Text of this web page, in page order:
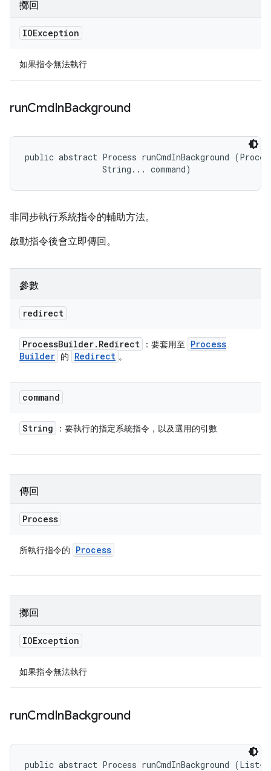
擲回
IOException
如果指令無法執行
runCmdInBackground
public abstract Process runCmdInBackground
                String... command)
非同步執行系統指令的輔助方法。
啟動指令後會立即傳回。
參數
redirect
ProcessBuilder. Redirect ：要套用至
Process
Builder 的 Redirect 。
command
String ：要執行的指定系統指令，以及選用的引數
傳回
Process
所執行指令的 Process
擲回
IOException
如果指令無法執行
runCmdInBackground
public abstract Process runCmdInBackground